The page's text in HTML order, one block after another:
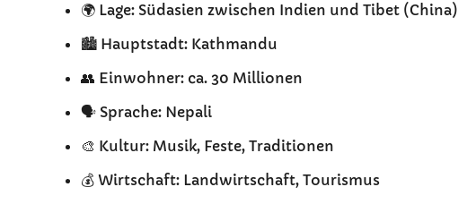
🌍 Lage: Südasien zwischen Indien und Tibet (China)
🏙️ Hauptstadt: Kathmandu
👥 Einwohner: ca. 30 Millionen
🗣️ Sprache: Nepali
🎨 Kultur: Musik, Feste, Traditionen
💰 Wirtschaft: Landwirtschaft, Tourismus